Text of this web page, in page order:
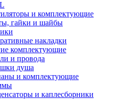
и комплектующие
гайки и шайбы
накладки
комплектующие
и провода
душа
и комплектующие
и каплесборники